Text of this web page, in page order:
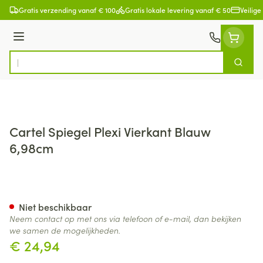
Ga naar de inhoud
Gratis verzending vanaf € 100 Gratis lokale levering vanaf € 50
Menu
Product, merk, categorie...
Zoek
Cartel Spiegel Plexi Vierkant Blauw
6,98cm
€ 24,94
Niet beschikbaar
Neem contact op met ons via telefoon of e-mail, dan bekijken
we samen de mogelijkheden.